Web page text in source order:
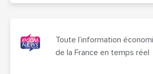
Toute l’information
de la France en temps réel